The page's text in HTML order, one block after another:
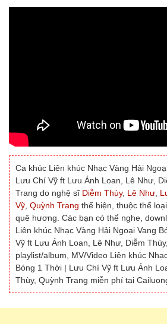
Ca khúc Liên khúc Nhạc Vàng Hải
Lưu Chí Vỹ ft Lưu Ánh Loan, Lê Như,
Trang do nghệ sĩ Diễm Thùy, Lê Như
Vỹ Quỳnh Trang thể hiện, thuộc thể
quê hương. Các bạn có thể nghe,
Liên khúc Nhạc Vàng Hải Ngoại Vang
Vỹ ft Lưu Ánh Loan, Lê Như, Diễm
playlist/album, MV/Video Liên khúc
Bóng 1 Thời | Lưu Chí Vỹ ft Lưu Ánh
Thùy, Quỳnh Trang miễn phí tại